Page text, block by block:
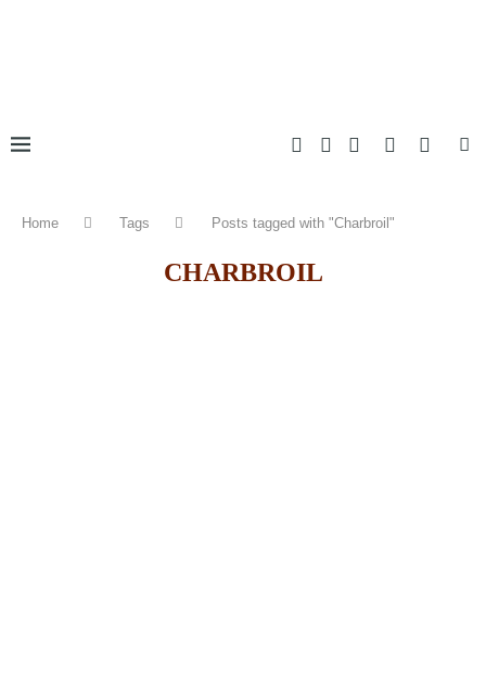
Home Tags Posts tagged with "Charbroil"
CHARBROIL